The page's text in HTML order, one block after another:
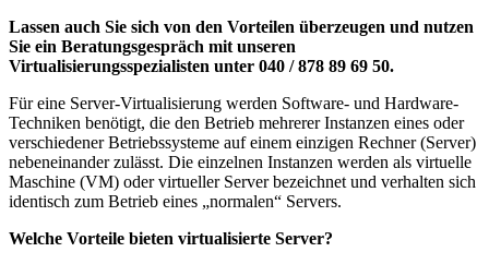
Lassen auch Sie sich von den Vorteilen überzeugen und nutzen
Sie ein Beratungsgespräch mit unseren
Virtualisierungsspezialisten unter 040 / 878 89 69 50.
Für eine Server-Virtualisierung werden Software- und Hardware-
Techniken benötigt, die den Betrieb mehrerer Instanzen eines oder
verschiedener Betriebssysteme auf einem einzigen Rechner (Server)
nebeneinander zulässt. Die einzelnen Instanzen werden als virtuelle
Maschine (VM) oder virtueller Server bezeichnet und verhalten sich
identisch zum Betrieb eines „normalen“ Servers.
Welche Vorteile bieten virtualisierte Server?